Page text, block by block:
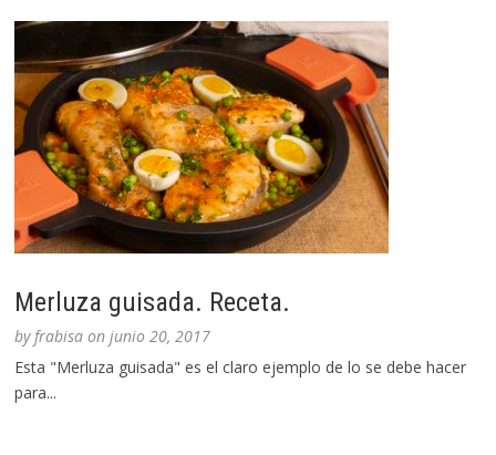
Merluza guisada. Receta.
byfrabisa onjunio 20, 2017
Esta "Merluza guisada" es el claro ejemplo de lo se debe hacer
para...